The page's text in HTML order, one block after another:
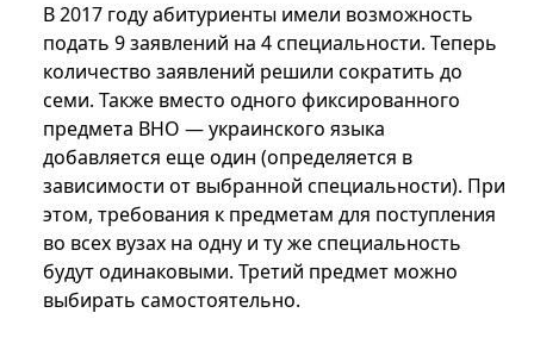
В 2017 году абитуриенты имели возможность
подать 9 заявлений на 4 специальности. Теперь
количество заявлений решили сократить до
семи. Также вместо одного фиксированного
предмета ВНО — украинского языка
добавляется еще один (определяется в
зависимости от выбранной специальности). При
этом, требования к предметам для поступления
во всех вузах на одну и ту же специальность
будут одинаковыми. Третий предмет можно
выбирать самостоятельно.